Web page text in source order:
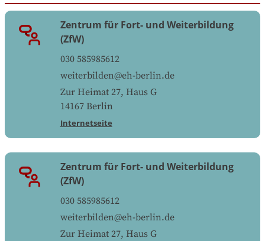
Zentrum für Fort- und Weiterbildung
(ZfW)
030 585985612
weiterbilden@eh-berlin.de
Zur Heimat 27, Haus G
14167 Berlin
Internetseite
Zentrum für Fort- und Weiterbildung
(ZfW)
030 585985612
weiterbilden@eh-berlin.de
Zur Heimat 27, Haus G